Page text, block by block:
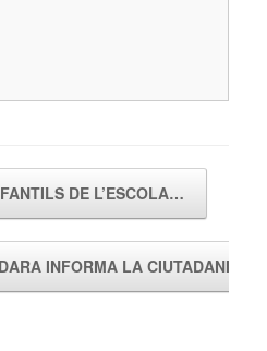
DE L’ESCOLA…
INFORMA LA CIUTADANIA…